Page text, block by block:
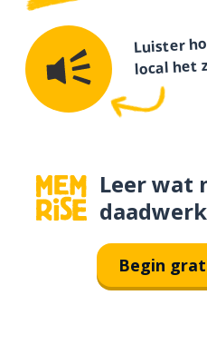
Luister
local het
Leer wat
Begin